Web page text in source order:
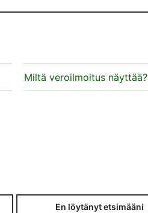
Miltä veroilmoitus näyttää?
En löytänyt etsimääni